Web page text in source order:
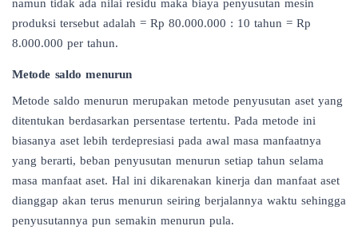
namun tidak ada nilai residu maka biaya penyusutan mesin
produksi tersebut adalah = Rp 80.000.000 : 10 tahun = Rp
8.000.000 per tahun.
Metode saldo menurun
Metode saldo menurun merupakan metode penyusutan aset yang
ditentukan berdasarkan persentase tertentu. Pada metode ini
biasanya aset lebih terdepresiasi pada awal masa manfaatnya
yang berarti, beban penyusutan menurun setiap tahun selama
masa manfaat aset. Hal ini dikarenakan kinerja dan manfaat aset
dianggap akan terus menurun seiring berjalannya waktu sehingga
penyusutannya pun semakin menurun pula.